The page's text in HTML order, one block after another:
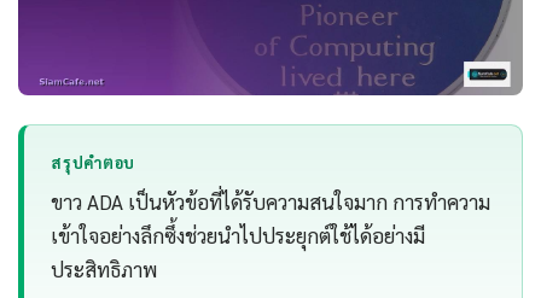
สรุปคำตอบ
ขาว ADA เป็นหัวข้อที่ได้รับความสนใจมาก การทำความ
เข้าใจอย่างลึกซึ้งช่วยนำไปประยุกต์ใช้ได้อย่างมี
ประสิทธิภาพ